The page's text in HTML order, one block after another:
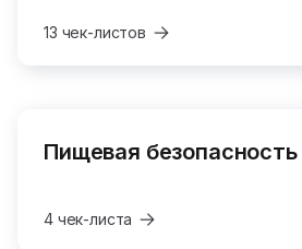
13 чек-листов
Пищевая безопасность
4 чек-листа